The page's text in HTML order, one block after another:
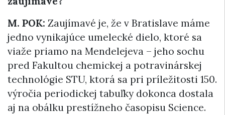
M. POK: Zaujímavé je, že v Bratislave máme
jedno vynikajúce umelecké dielo, ktoré sa
viaže priamo na Mendelejeva – jeho sochu
pred Fakultou chemickej a potravinárskej
technológie STU, ktorá sa pri príležitosti 150.
výročia periodickej tabuľky dokonca dostala
aj na obálku prestížneho časopisu Science.